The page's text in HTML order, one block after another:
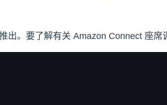
出。要了解有关 Amazon Connect 座席